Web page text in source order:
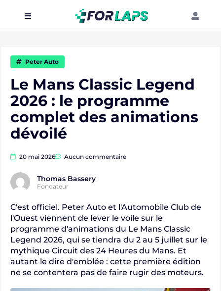
Événements
Localisation
Organisateur
Blog
Peter Auto
Le Mans Classic Legend
2026 : le programme
complet des animations
dévoilé
20 mai 2026 Aucun commentaire
Thomas Bassery
Fondateur
C'est officiel. Peter Auto et l'Automobile Club de
l'Ouest viennent de lever le voile sur le
programme d'animations du Le Mans Classic
Legend 2026, qui se tiendra du 2 au 5 juillet sur le
mythique Circuit des 24 Heures du Mans. Et
autant le dire d'emblée : cette première édition
ne se contentera pas de faire rugir des moteurs.